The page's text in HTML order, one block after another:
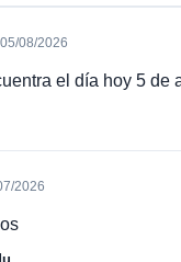
05/08/2026
el día hoy 5 de
2026